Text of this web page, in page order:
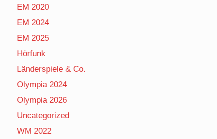
EM 2020
EM 2024
EM 2025
Hörfunk
Länderspiele & Co.
Olympia 2024
Olympia 2026
Uncategorized
WM 2022